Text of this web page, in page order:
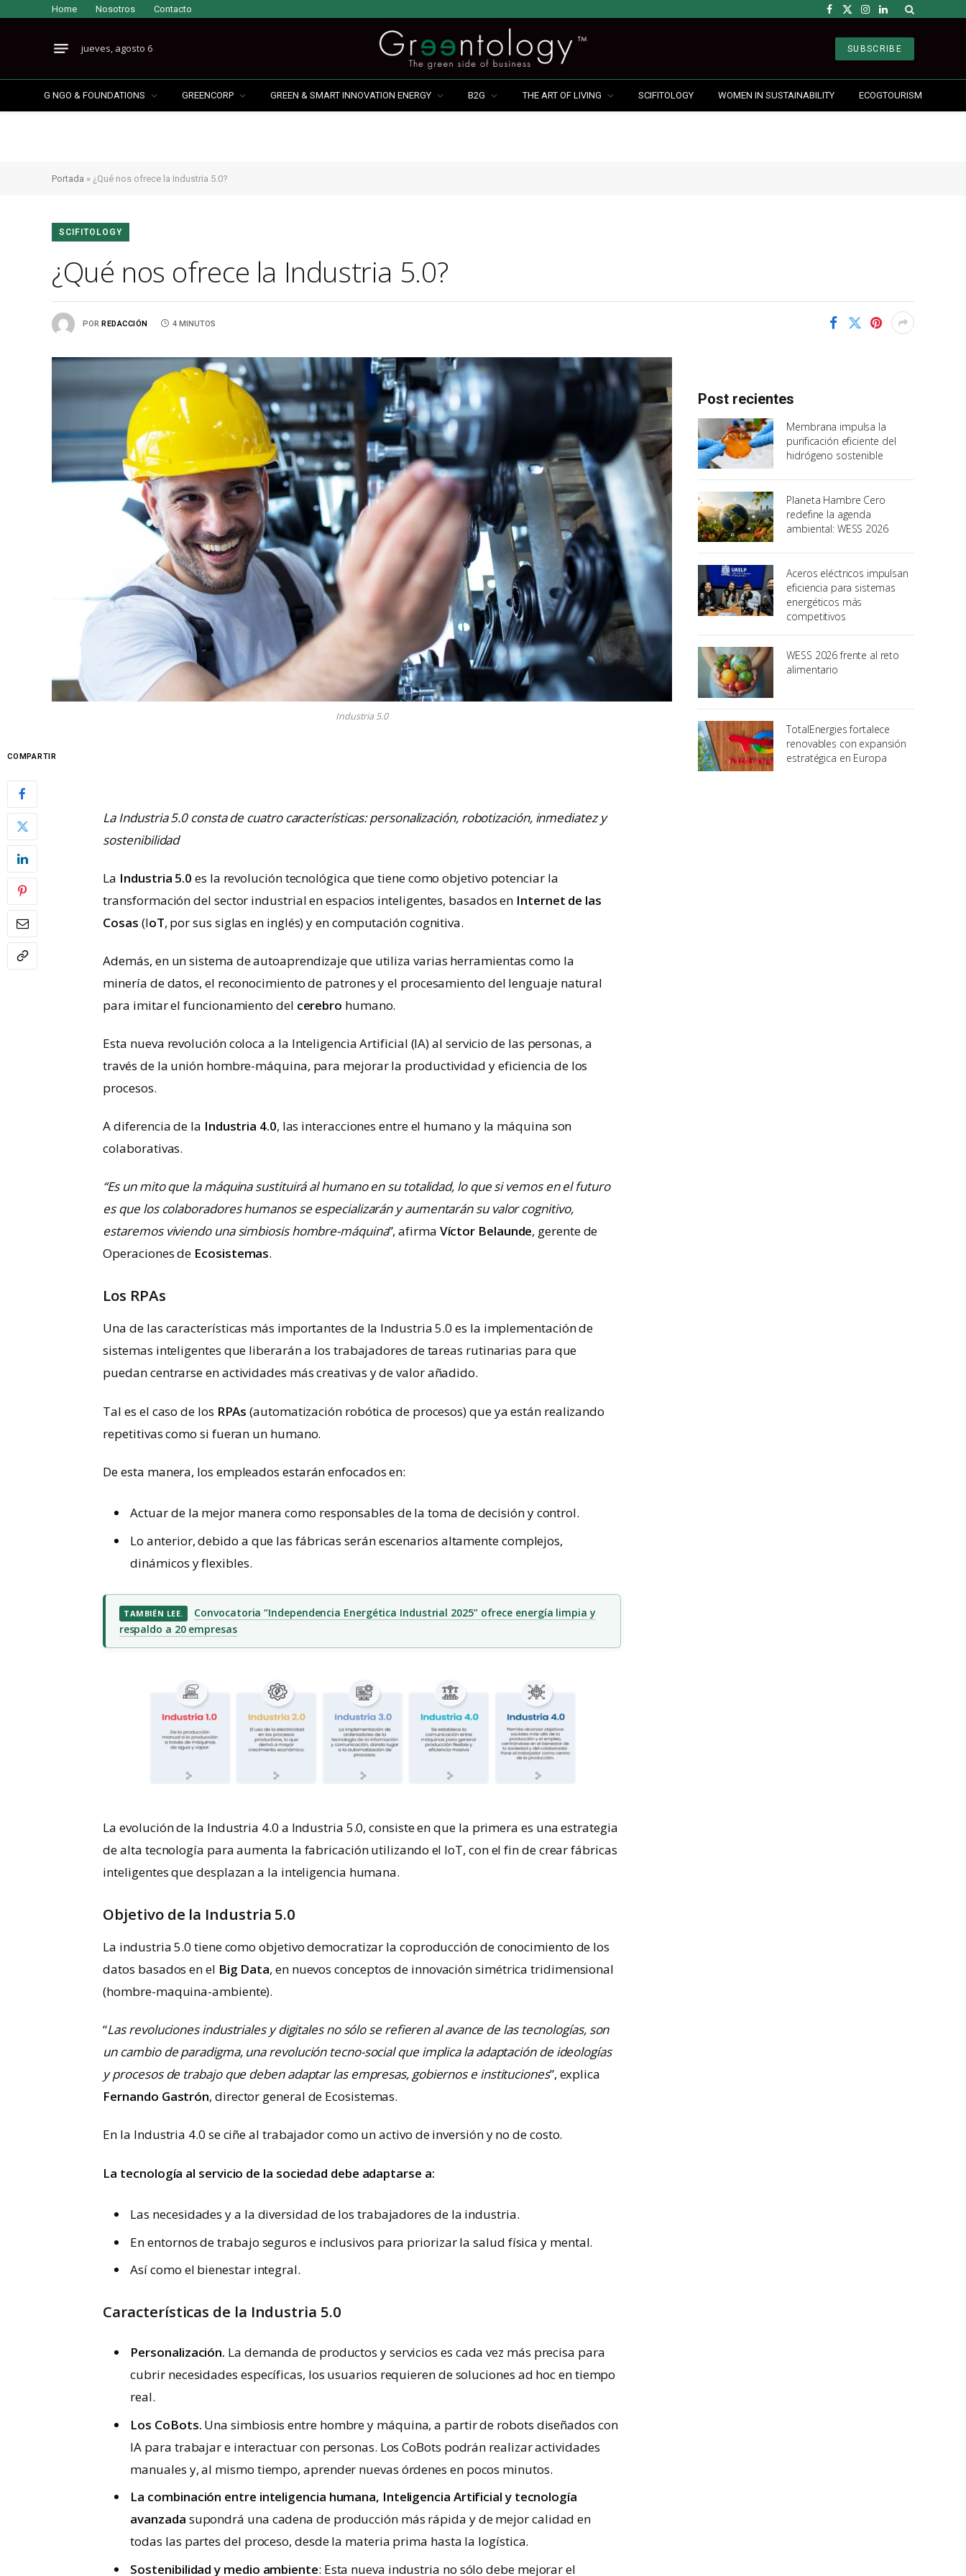
Home Nosotros Contacto Facebook
X
Instagram
LinkedIn
jueves, agosto 6 SUBSCRIBE
G NGO & FOUNDATIONS GREENCORP GREEN & SMART INNOVATION ENERGY B2G THE ART OF LIVING SCIFITOLOGY WOMEN IN SUSTAINABILITY ECOGTOURISM
Portada » ¿Qué nos ofrece la Industria 5.0?
SCIFITOLOGY
¿Qué nos ofrece la Industria 5.0?
POR REDACCIÓN 4 MINUTOS
Industria 5.0
COMPARTIR
La Industria 5.0 consta de cuatro características: personalización, robotización, inmediatez y
sostenibilidad
La Industria 5.0 es la revolución tecnológica que tiene como objetivo potenciar la
transformación del sector industrial en espacios inteligentes, basados en Internet de las
Cosas (IoT, por sus siglas en inglés) y en computación cognitiva.
Además, en un sistema de autoaprendizaje que utiliza varias herramientas como la
minería de datos, el reconocimiento de patrones y el procesamiento del lenguaje natural
para imitar el funcionamiento del cerebro humano.
Esta nueva revolución coloca a la Inteligencia Artificial (IA) al servicio de las personas, a
través de la unión hombre-máquina, para mejorar la productividad y eficiencia de los
procesos.
A diferencia de la Industria 4.0, las interacciones entre el humano y la máquina son
colaborativas.
“Es un mito que la máquina sustituirá al humano en su totalidad, lo que si vemos en el futuro
es que los colaboradores humanos se especializarán y aumentarán su valor cognitivo,
estaremos viviendo una simbiosis hombre-máquina”, afirma Víctor Belaunde, gerente de
Operaciones de Ecosistemas.
Los RPAs
Una de las características más importantes de la Industria 5.0 es la implementación de
sistemas inteligentes que liberarán a los trabajadores de tareas rutinarias para que
puedan centrarse en actividades más creativas y de valor añadido.
Tal es el caso de los RPAs (automatización robótica de procesos) que ya están realizando
repetitivas como si fueran un humano.
De esta manera, los empleados estarán enfocados en:
Actuar de la mejor manera como responsables de la toma de decisión y control.
Lo anterior, debido a que las fábricas serán escenarios altamente complejos,
dinámicos y flexibles.
TAMBIÉN LEE.
Convocatoria “Independencia Energética Industrial 2025” ofrece energía limpia y
respaldo a 20 empresas
La evolución de la Industria 4.0 a Industria 5.0, consiste en que la primera es una estrategia
de alta tecnología para aumenta la fabricación utilizando el IoT, con el fin de crear fábricas
inteligentes que desplazan a la inteligencia humana.
Objetivo de la Industria 5.0
La industria 5.0 tiene como objetivo democratizar la coproducción de conocimiento de los
datos basados en el Big Data, en nuevos conceptos de innovación simétrica tridimensional
(hombre-maquina-ambiente).
“Las revoluciones industriales y digitales no sólo se refieren al avance de las tecnologías, son
un cambio de paradigma, una revolución tecno-social que implica la adaptación de ideologías
y procesos de trabajo que deben adaptar las empresas, gobiernos e instituciones”, explica
Fernando Gastrón, director general de Ecosistemas.
En la Industria 4.0 se ciñe al trabajador como un activo de inversión y no de costo.
La tecnología al servicio de la sociedad debe adaptarse a:
Las necesidades y a la diversidad de los trabajadores de la industria.
En entornos de trabajo seguros e inclusivos para priorizar la salud física y mental.
Así como el bienestar integral.
Características de la Industria 5.0
Personalización. La demanda de productos y servicios es cada vez más precisa para
cubrir necesidades específicas, los usuarios requieren de soluciones ad hoc en tiempo
real.
Los CoBots. Una simbiosis entre hombre y máquina, a partir de robots diseñados con
IA para trabajar e interactuar con personas. Los CoBots podrán realizar actividades
manuales y, al mismo tiempo, aprender nuevas órdenes en pocos minutos.
La combinación entre inteligencia humana, Inteligencia Artificial y tecnología
avanzada supondrá una cadena de producción más rápida y de mejor calidad en
todas las partes del proceso, desde la materia prima hasta la logística.
Sostenibilidad y medio ambiente: Esta nueva industria no sólo debe mejorar el
Post recientes
Membrana impulsa la
purificación eficiente del
hidrógeno sostenible
Planeta Hambre Cero
redefine la agenda
ambiental: WESS 2026
Aceros eléctricos impulsan
eficiencia para sistemas
energéticos más
competitivos
WESS 2026 frente al reto
alimentario
TotalEnergies fortalece
renovables con expansión
estratégica en Europa